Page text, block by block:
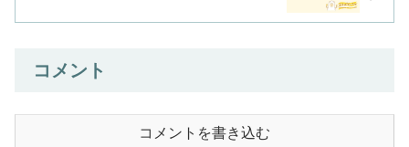
コメント
コメントを書き込む